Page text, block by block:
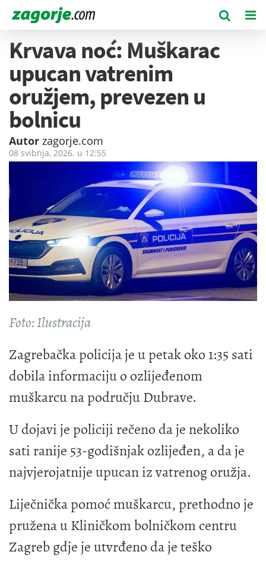
Krvava noć: Muškarac
upucan vatrenim
oružjem, prevezen u
bolnicu
Autor zagorje.com
08 svibnja, 2026. u 12:55
Foto: Ilustracija
Zagrebačka policija je u petak oko 1:35 sati
dobila informaciju o ozlijeđenom
muškarcu na području Dubrave.
U dojavi je policiji rečeno da je nekoliko
sati ranije 53-godišnjak ozlijeđen, a da je
najvjerojatnije upucan iz vatrenog oružja.
Liječnička pomoć muškarcu, prethodno je
pružena u Kliničkom bolničkom centru
Zagreb gdje je utvrđeno da je teško